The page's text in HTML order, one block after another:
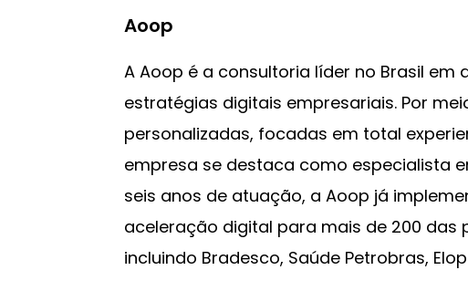
Aoop
A Aoop é a consultoria líder no Brasil
estratégias digitais empresariais. Por
personalizadas, focadas em total
empresa se destaca como especialista
seis anos de atuação, a Aoop já
aceleração digital para mais de 200 das
incluindo Bradesco, Saúde Petrobras,